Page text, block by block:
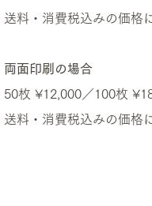
送料・消費税込みの価格
両面印刷の場合
50枚 ¥12,000／100枚
送料・消費税込みの価格